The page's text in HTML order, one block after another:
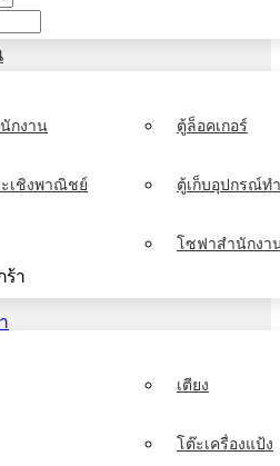
ร้า
กงาน ตู้ล็อคเกอร์
เชิงพาณิชย์ ตู้เก็บอุปกรณ์ท
โซฟาสำนักงา
เตียง
โต๊ะเครื่องแป้ง